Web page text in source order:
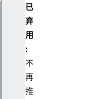
已
弃
用
:
不
再
推